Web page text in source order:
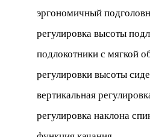
эргономичный
регулировка высоты
подлокотники с мягкой
регулировки высоты
вертикальная
регулировка наклона